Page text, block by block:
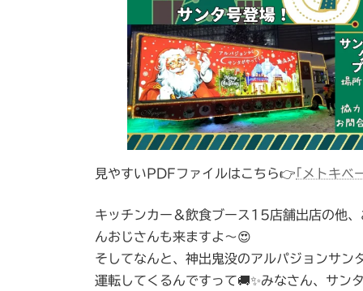
見やすいPDFファイルはこちら👉 ｢メトキ
キッチンカー＆飲食ブース15店舗出店の他
んおじさんも来ますよ～😍
そしてなんと、神出鬼没のアルパジョンサン
運転してくるんですって🚚✨みなさん、サン